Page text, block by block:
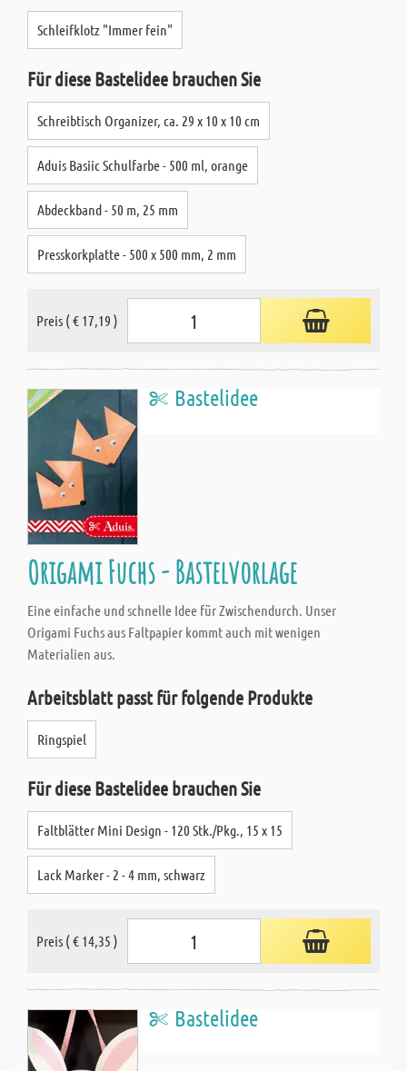
Schleifklotz "Immer fein"
Für diese Bastelidee brauchen Sie
Schreibtisch Organizer, ca. 29 x 10 x 10 cm
Aduis Basiic Schulfarbe - 500 ml, orange
Abdeckband - 50 m, 25 mm
Presskorkplatte - 500 x 500 mm, 2 mm
Preis ( € 17,19 )
Bastelidee
Origami Fuchs - Bastelvorlage
Eine einfache und schnelle Idee für Zwischendurch. Unser
Origami Fuchs aus Faltpapier kommt auch mit wenigen
Materialien aus.
Arbeitsblatt passt für folgende Produkte
Ringspiel
Für diese Bastelidee brauchen Sie
Faltblätter Mini Design - 120 Stk./Pkg., 15 x 15
Lack Marker - 2 - 4 mm, schwarz
Preis ( € 14,35 )
Bastelidee